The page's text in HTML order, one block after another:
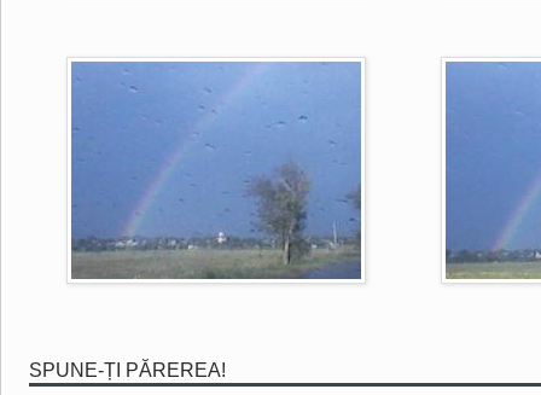
SPUNE-ȚI PĂREREA!